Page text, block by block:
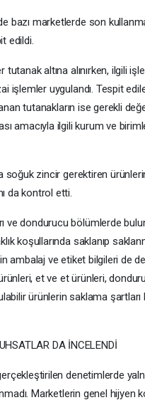
bazı marketlerde son
edildi.
altına alınırken, ilgili
işlemler uygulandı. Tespit
tutanakların ise gerekli
amacıyla ilgili kurum ve
soğuk zincir gerektiren
da kontrol etti.
ve dondurucu bölümlerde
koşullarında saklanıp
ambalaj ve etiket bilgileri de
et ve et ürünleri,
ürünlerin saklama
DA İNCELENDİ
denetimlerde
Marketlerin genel hijyen